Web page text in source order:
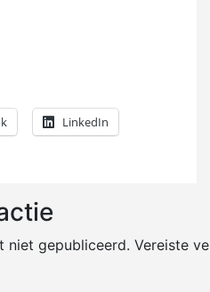
LinkedIn
niet gepubliceerd. Vereiste